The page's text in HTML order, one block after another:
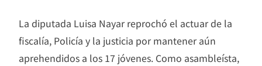
La diputada Luisa Nayar reprochó el actuar de la
fiscalía, Policía y la justicia por mantener aún
aprehendidos a los 17 jóvenes. Como asambleísta,